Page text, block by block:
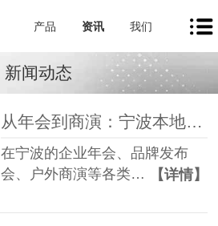
产品 资讯 我们
新闻动态
从年会到商演：宁波本地舞美租赁如何让每一场活动都出彩
在宁波的企业年会、品牌发布
会、户外商演等各类…
【详情】